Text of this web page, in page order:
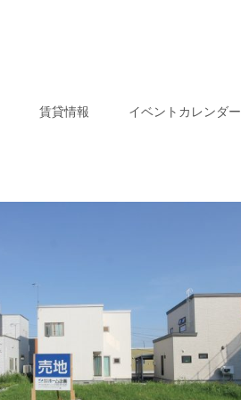
賃貸情報 イベントカレンダー